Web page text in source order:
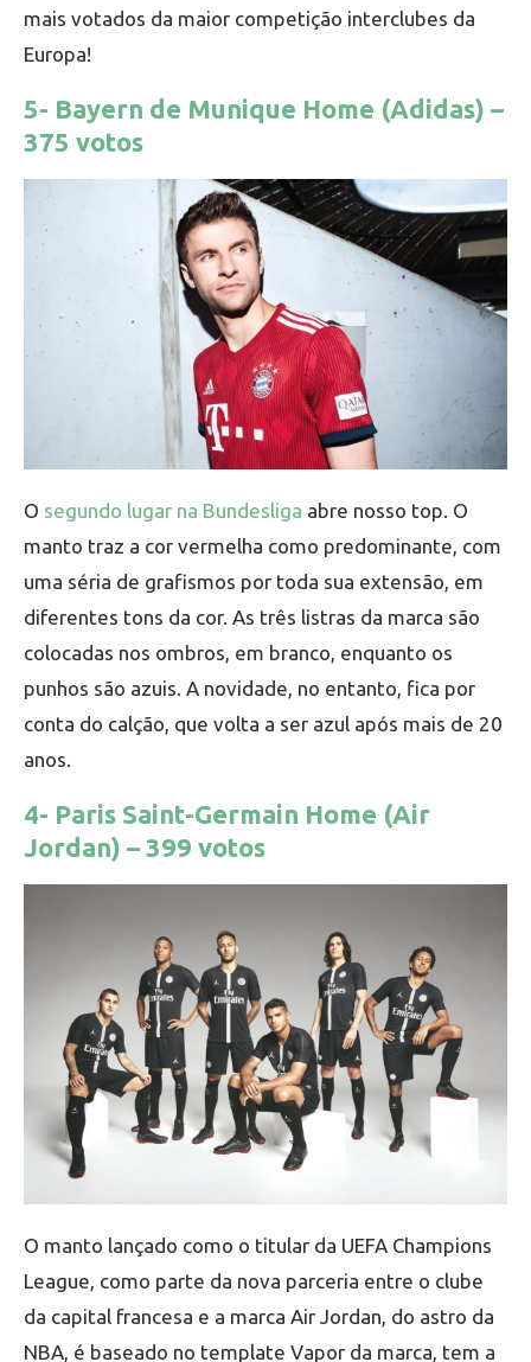
mais votados da maior competição interclubes da
Europa!
5- Bayern de Munique Home (Adidas) –
375 votos
O segundo lugar na Bundesliga abre nosso top. O
manto traz a cor vermelha como predominante, com
uma séria de grafismos por toda sua extensão, em
diferentes tons da cor. As três listras da marca são
colocadas nos ombros, em branco, enquanto os
punhos são azuis. A novidade, no entanto, fica por
conta do calção, que volta a ser azul após mais de 20
anos.
4- Paris Saint-Germain Home (Air
Jordan) – 399 votos
O manto lançado como o titular da UEFA Champions
League, como parte da nova parceria entre o clube
da capital francesa e a marca Air Jordan, do astro da
NBA, é baseado no template Vapor da marca, tem a